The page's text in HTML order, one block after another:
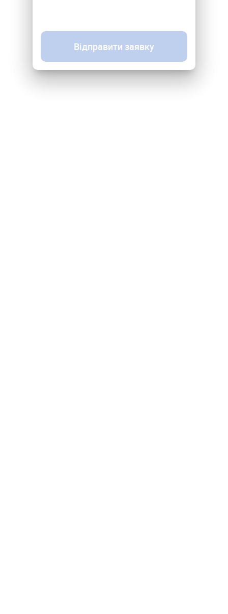
Відправити заявку